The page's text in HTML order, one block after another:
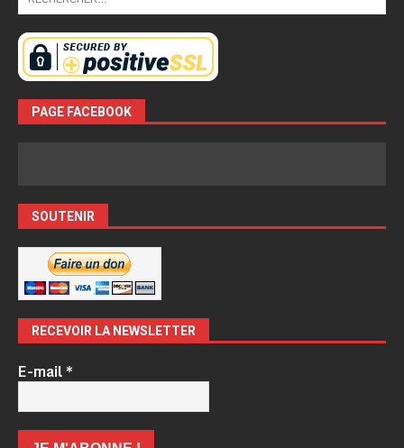
PAGE FACEBOOK
SOUTENIR
RECEVOIR LA NEWSLETTER
E-mail*